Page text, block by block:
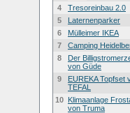
4
Tresoreinbau 2.0
5
Laternenparker
6
Mülleimer IKEA
7
Camping
8
Der
von Güde
9
EUREKA Topfset
TEFAL
10 Klimaanlage
von Truma